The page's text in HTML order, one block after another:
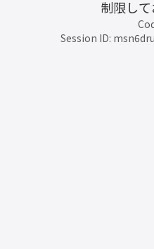
制限して
Session ID: